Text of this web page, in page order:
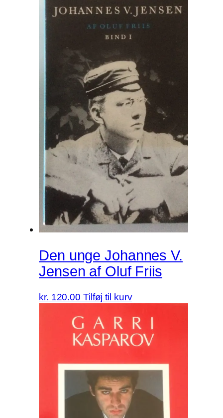
Den unge Johannes V.
Jensen af Oluf Friis
kr. 120.00 Tilføj til kurv